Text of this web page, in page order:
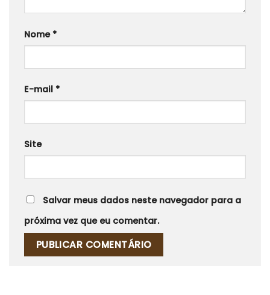
Nome *
E-mail *
Site
Salvar meus dados neste navegador para a
próxima vez que eu comentar.